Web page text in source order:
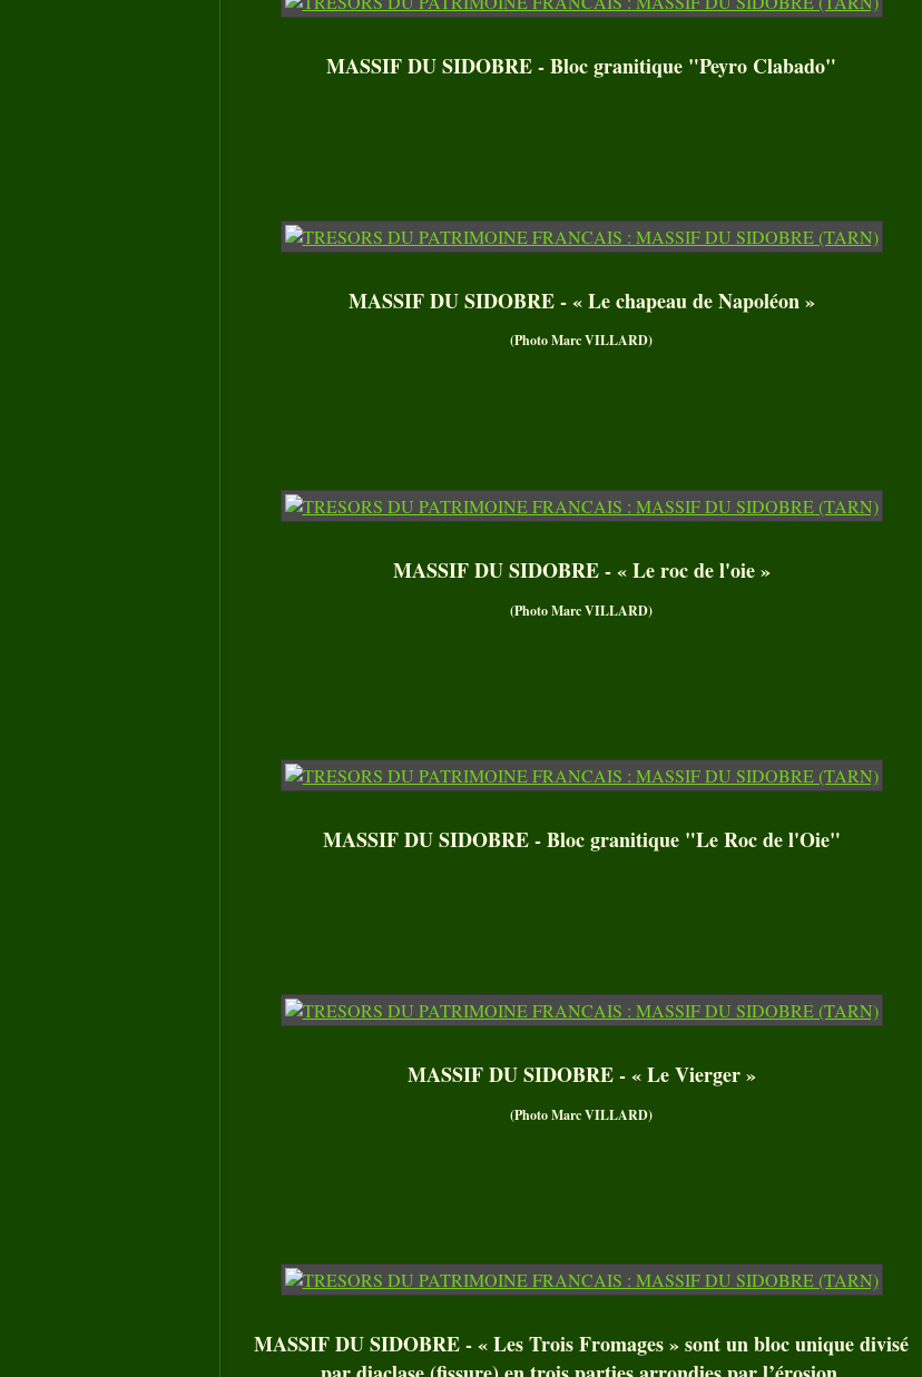
MASSIF DU SIDOBRE - Bloc granitique "Peyro Clabado"
MASSIF DU SIDOBRE - « Le chapeau de Napoléon »
(Photo Marc VILLARD)
MASSIF DU SIDOBRE - « Le roc de l'oie »
(Photo Marc VILLARD)
MASSIF DU SIDOBRE - Bloc granitique "Le Roc de l'Oie"
MASSIF DU SIDOBRE - « Le Vierger »
(Photo Marc VILLARD)
MASSIF DU SIDOBRE - « Les Trois Fromages » sont un bloc unique divisé